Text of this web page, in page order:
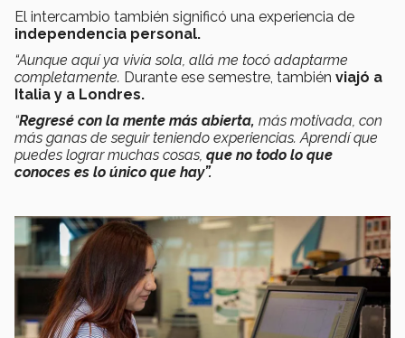
El intercambio también significó una experiencia de
independencia personal.
“Aunque aquí ya vivía sola, allá me tocó adaptarme
completamente. Durante ese semestre, también viajó a
Italia y a Londres.
“Regresé con la mente más abierta, más motivada, con
más ganas de seguir teniendo experiencias. Aprendí que
puedes lograr muchas cosas, que no todo lo que
conoces es lo único que hay”.